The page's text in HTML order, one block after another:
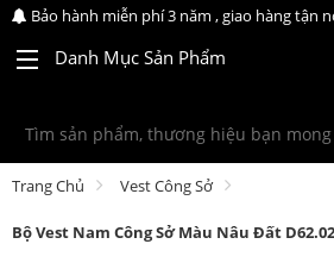
Bảo hành miễn phí 3 năm , giao hàng tận
Danh Mục Sản Phẩm
Trang Chủ Vest Công Sở
Bộ Vest Nam Công Sở Màu Nâu Đất